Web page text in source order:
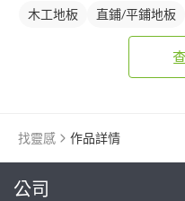
木工地板 直鋪/平鋪地板
找靈感 作品詳情
公司繼續完成